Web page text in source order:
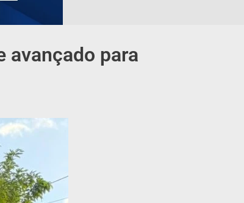
avançado para